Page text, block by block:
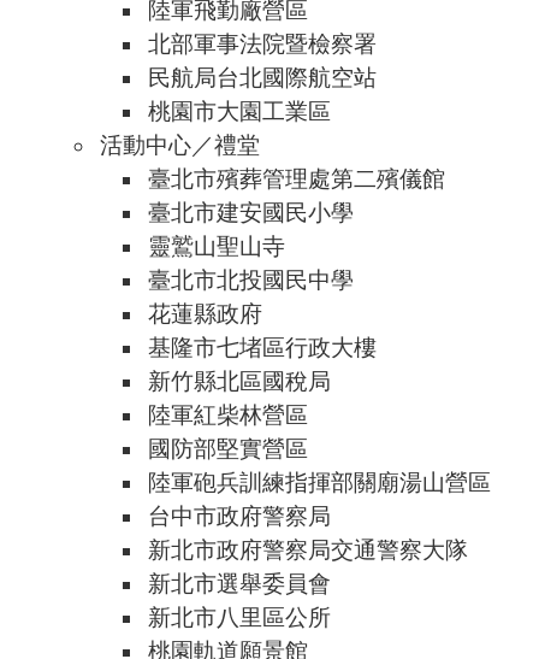
陸軍飛勤廠營區
北部軍事法院暨檢察署
民航局台北國際航空站
桃園市大園工業區
活動中心／禮堂
臺北市殯葬管理處第二殯儀館
臺北市建安國民小學
靈鷲山聖山寺
臺北市北投國民中學
花蓮縣政府
基隆市七堵區行政大樓
新竹縣北區國稅局
陸軍紅柴林營區
國防部堅實營區
陸軍砲兵訓練指揮部關廟湯山營區
台中市政府警察局
新北市政府警察局交通警察大隊
新北市選舉委員會
新北市八里區公所
桃園軌道願景館